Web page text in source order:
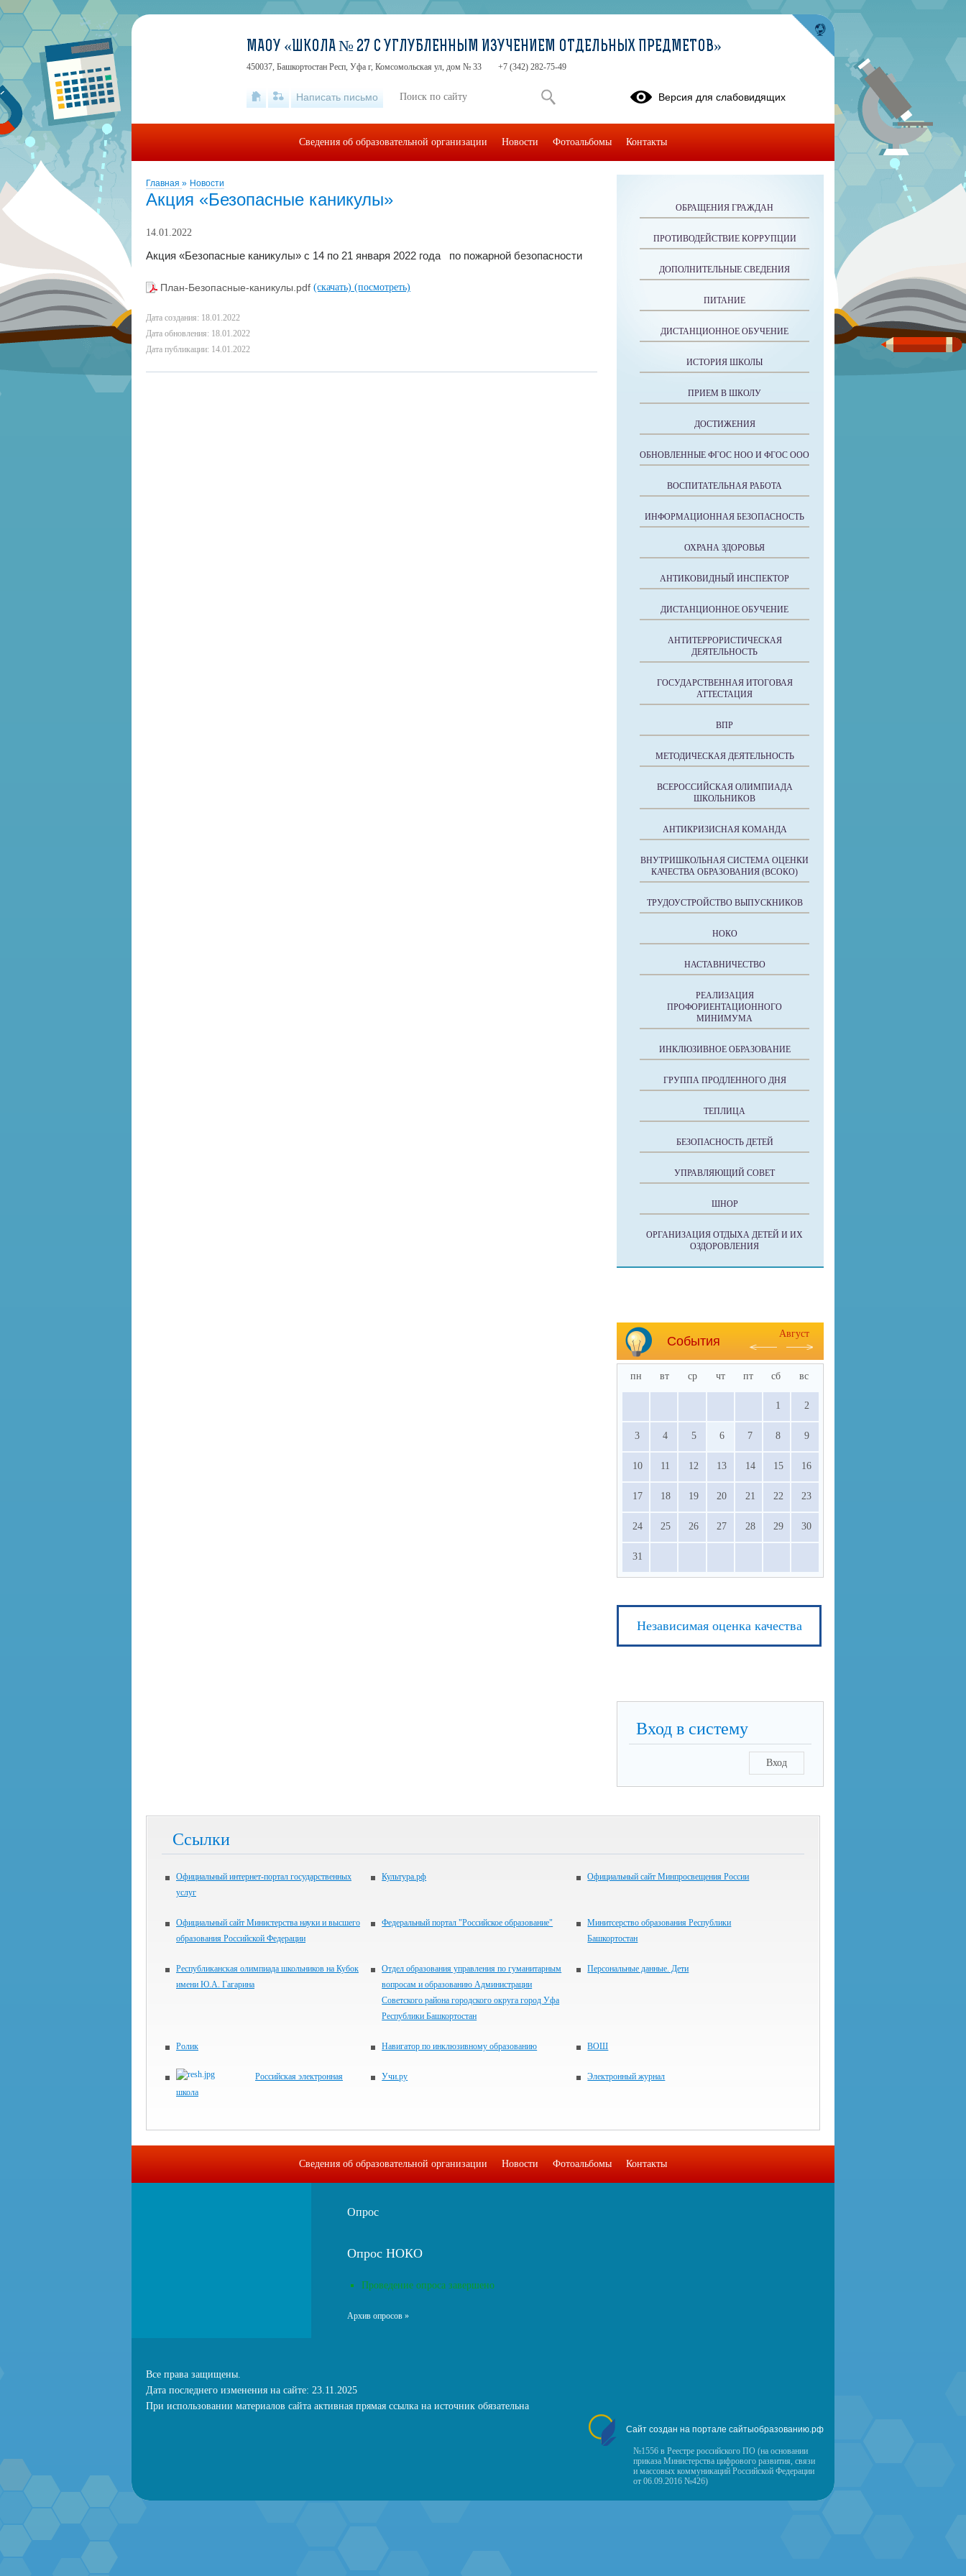
Главная » Новости
Акция «Безопасные каникулы»
14.01.2022
Акция «Безопасные каникулы» с 14 по 21 января 2022 года по пожарной безопасности
План-Безопасные-каникулы.pdf (скачать) (посмотреть)
Дата создания: 18.01.2022
Дата обновления: 18.01.2022
Дата публикации: 14.01.2022
ОБРАЩЕНИЯ ГРАЖДАН
ПРОТИВОДЕЙСТВИЕ КОРРУПЦИИ
ДОПОЛНИТЕЛЬНЫЕ СВЕДЕНИЯ
ПИТАНИЕ
ДИСТАНЦИОННОЕ ОБУЧЕНИЕ
ИСТОРИЯ ШКОЛЫ
ПРИЕМ В ШКОЛУ
ДОСТИЖЕНИЯ
ОБНОВЛЕННЫЕ ФГОС НОО И ФГОС ООО
ВОСПИТАТЕЛЬНАЯ РАБОТА
ИНФОРМАЦИОННАЯ БЕЗОПАСНОСТЬ
ОХРАНА ЗДОРОВЬЯ
АНТИКОВИДНЫЙ ИНСПЕКТОР
ДИСТАНЦИОННОЕ ОБУЧЕНИЕ
АНТИТЕРРОРИСТИЧЕСКАЯ
ДЕЯТЕЛЬНОСТЬ
ГОСУДАРСТВЕННАЯ ИТОГОВАЯ
АТТЕСТАЦИЯ
ВПР
МЕТОДИЧЕСКАЯ ДЕЯТЕЛЬНОСТЬ
ВСЕРОССИЙСКАЯ ОЛИМПИАДА
ШКОЛЬНИКОВ
АНТИКРИЗИСНАЯ КОМАНДА
ВНУТРИШКОЛЬНАЯ СИСТЕМА ОЦЕНКИ
КАЧЕСТВА ОБРАЗОВАНИЯ (ВСОКО)
ТРУДОУСТРОЙСТВО ВЫПУСКНИКОВ
НОКО
НАСТАВНИЧЕСТВО
РЕАЛИЗАЦИЯ
ПРОФОРИЕНТАЦИОННОГО
МИНИМУМА
ИНКЛЮЗИВНОЕ ОБРАЗОВАНИЕ
ГРУППА ПРОДЛЕННОГО ДНЯ
ТЕПЛИЦА
БЕЗОПАСНОСТЬ ДЕТЕЙ
УПРАВЛЯЮЩИЙ СОВЕТ
ШНОР
ОРГАНИЗАЦИЯ ОТДЫХА ДЕТЕЙ И ИХ
ОЗДОРОВЛЕНИЯ
События
Август
пн вт ср чт пт сб вс
1 2
3 4 5 6 7 8 9
10 11 12 13 14 15 16
17 18 19 20 21 22 23
24 25 26 27 28 29 30
31
Независимая оценка качества
Вход в систему
Вход
Ссылки
Официальный интернет-портал государственных
услуг
Культура.рф Официальный сайт Минпросвещения России
Официальный сайт Министерства науки и высшего
образования Российской Федерации
Федеральный портал "Российское образование"
Минитсерство образования Республики
Башкортостан
Республиканская олимпиада школьников на Кубок
имени Ю.А. Гагарина
Отдел образования управления по гуманитарным
вопросам и образованию Администрации
Советского района городского округа город Уфа
Республики Башкортостан
Персональные данные. Дети
Ролик Навигатор по инклюзивному образованию ВОШ
Российская электронная
школа
Учи.ру Электронный журнал
МАОУ «ШКОЛА № 27 С УГЛУБЛЕННЫМ ИЗУЧЕНИЕМ ОТДЕЛЬНЫХ ПРЕДМЕТОВ»
450037, Башкортостан Респ, Уфа г, Комсомольская ул, дом № 33 +7 (342) 282-75-49
Написать письмо Версия для слабовидящих
Сведения об образовательной организации Новости Фотоальбомы Контакты
Сведения об образовательной организации Новости Фотоальбомы Контакты
Опрос
Опрос НОКО
Проведение опроса завершено
Архив опросов »
Все права защищены.
Дата последнего изменения на сайте: 23.11.2025
При использовании материалов сайта активная прямая ссылка на источник обязательна
Сайт создан на портале сайтыобразованию.рф
№1556 в Реестре российского ПО (на основании
приказа Министерства цифрового развития, связи
и массовых коммуникаций Российской Федерации
от 06.09.2016 №426)